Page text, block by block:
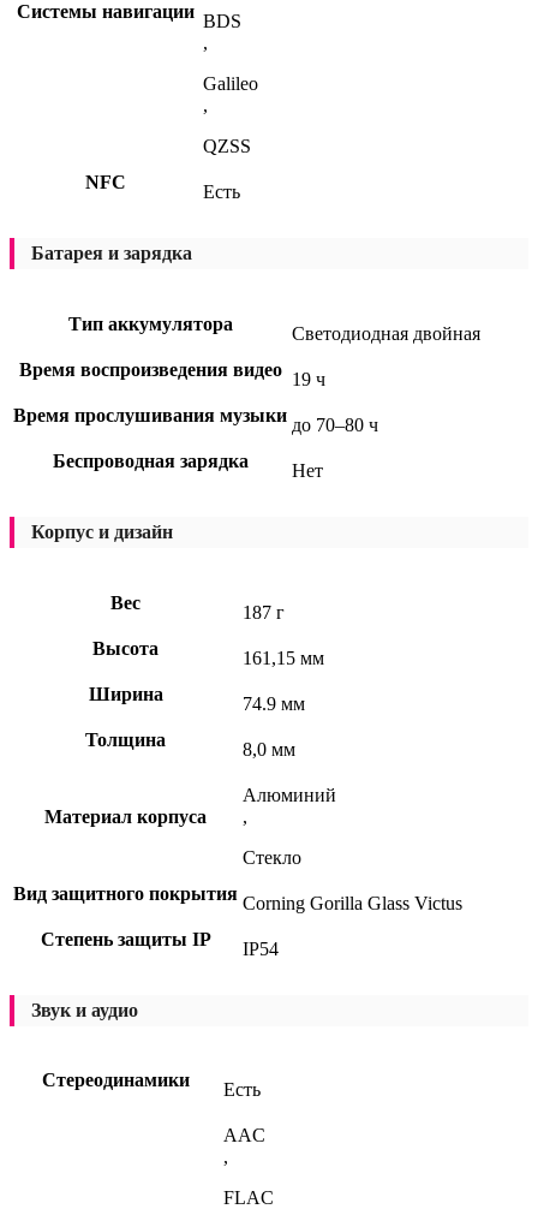
Системы навигации BDS
,
Galileo
,
QZSS
NFC
Есть
Батарея и зарядка
Тип аккумулятора
Светодиодная двойная
Время воспроизведения видео 19 ч
Время прослушивания музыки до 70–80 ч
Беспроводная зарядка
Нет
Корпус и дизайн
Вес
187 г
Высота
161,15 мм
Ширина
74.9 мм
Толщина
8,0 мм
Материал корпуса
Алюминий
,
Стекло
Вид защитного покрытия Corning Gorilla Glass Victus
Степень защиты IP
IP54
Звук и аудио
Стереодинамики Есть
AAC
,
FLAC